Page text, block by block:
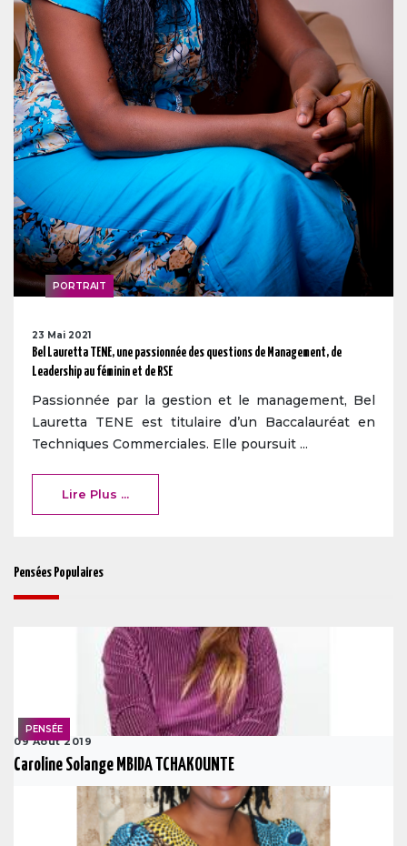
PORTRAIT
23 Mai 2021
Bel Lauretta TENE, une passionnée des questions de Management, de
Leadership au féminin et de RSE
Passionnée par la gestion et le management, Bel
Lauretta TENE est titulaire d’un Baccalauréat en
Techniques Commerciales. Elle poursuit ...
Lire Plus ...
Pensées Populaires
PENSÉE
09 Août 2019
Caroline Solange MBIDA TCHAKOUNTE